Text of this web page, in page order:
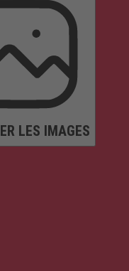
LES IMAGES